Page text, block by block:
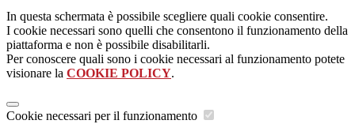
In questa schermata è possibile scegliere quali cookie consentire.
I cookie necessari sono quelli che consentono il funzionamento della
piattaforma e non è possibile disabilitarli.
Per conoscere quali sono i cookie necessari al funzionamento potete
visionare la COOKIE POLICY.
Cookie necessari per il funzionamento